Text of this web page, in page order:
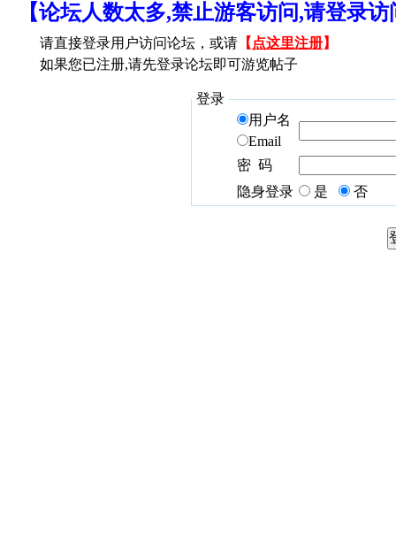
【论坛人数太多,禁止游客访问,请登录
请直接登录用户访问论坛，或请 【 点这里注册】
如果您已注册,请先登录论坛即可游览帖子
登录
用户名
Email
密 码
隐身登录
是 否